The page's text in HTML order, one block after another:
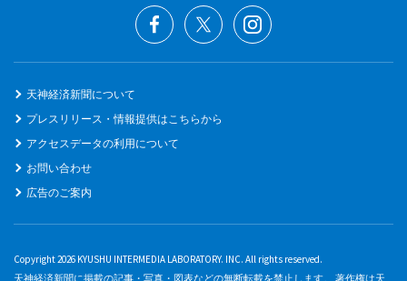
天神経済新聞について
プレスリリース・情報提供はこちらから
アクセスデータの利用について
お問い合わせ
広告のご案内
Copyright 2026 KYUSHU INTERMEDIA LABORATORY. INC. All rights reserved.